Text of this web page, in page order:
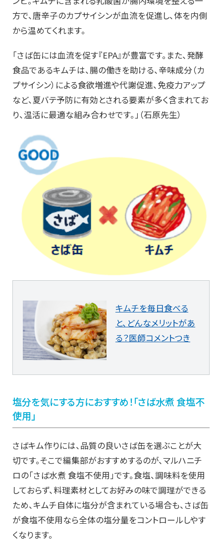
方で、唐辛子のカプサイシンが血流を促進し、体を内側
から温めてくれます。
「さば缶には血流を促す『EPA』が豊富です。また、発酵
食品であるキムチは、腸の働きを助ける、辛味成分（カ
プサイシン）による食欲増進や代謝促進、免疫力アップ
など、夏バテ予防に有効とされる要素が多く含まれてお
り、温活に最適な組み合わせです。」（石原先生）
キムチを毎日食べる
と、どんなメリットがあ
る？医師コメントつき
塩分を気にする方におすすめ！「さば水煮 食塩不
使用」
さばキム作りには、品質の良いさば缶を選ぶことが大
切です。そこで編集部がおすすめするのが、マルハニチ
ロの「さば水煮 食塩不使用」です。食塩、調味料を使用
しておらず、料理素材としてお好みの味で調理ができる
ため、キムチ自体に塩分が含まれている場合も、さば缶
が食塩不使用なら全体の塩分量をコントロールしやす
くなります。